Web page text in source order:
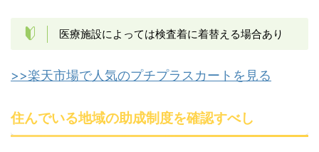
医療施設によっては検査着に着替える場合あり
>>楽天市場で人気のプチプラスカートを見る
住んでいる地域の助成制度を確認すべし